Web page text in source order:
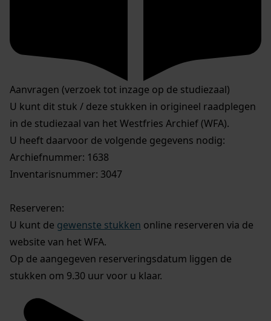
Aanvragen (verzoek tot inzage op de studiezaal)
U kunt dit stuk / deze stukken in origineel raadplegen
in de studiezaal van het Westfries Archief (WFA).
U heeft daarvoor de volgende gegevens nodig:
Archiefnummer: 1638
Inventarisnummer: 3047
Reserveren:
U kunt de gewenste stukken online reserveren via de
website van het WFA.
Op de aangegeven reserveringsdatum liggen de
stukken om 9.30 uur voor u klaar.